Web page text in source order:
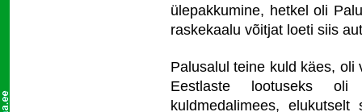
ülepakkumine, hetkel oli
raskekaalu võitjat loeti siis
Palusalul teine kuld käes, oli
Eestlaste lootuseks
kuldmedalimees,